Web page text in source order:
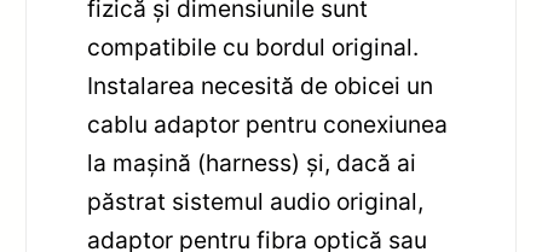
fizică și dimensiunile sunt
compatibile cu bordul original.
Instalarea necesită de obicei un
cablu adaptor pentru conexiunea
la mașină (harness) și, dacă ai
păstrat sistemul audio original,
adaptor pentru fibra optică sau